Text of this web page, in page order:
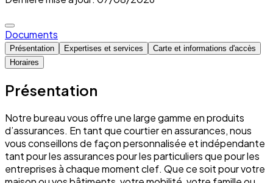
Documents
Présentation Expertises et services
Carte et informations d'accès
Horaires
Présentation
Notre bureau vous offre une large gamme en produits
d’assurances. En tant que courtier en assurances, nous
vous conseillons de façon personnalisée et indépendante
tant pour les assurances pour les particuliers que pour les
entreprises à chaque moment clef. Que ce soit pour votre